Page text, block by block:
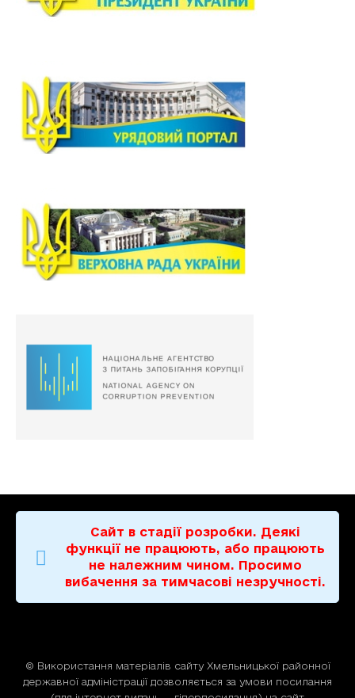
Сайт в стадії розробки. Деякі
функції не працюють, або працюють
не належним чином. Просимо
вибачення за тимчасові незручності.
© Використання матерiалiв сайту Хмельницької районної
державної адміністрації дозволяється за умови посилання